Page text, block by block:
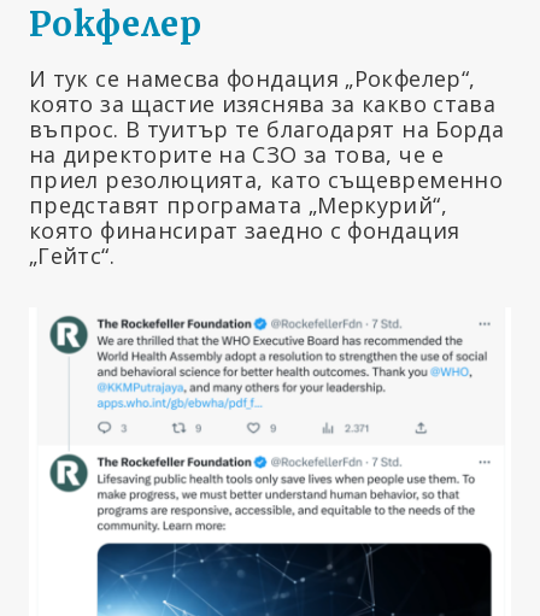
Рокфелер
И тук се намесва фондация „Рокфелер“,
която за щастие изяснява за какво става
въпрос. В туитър те благодарят на Борда
на директорите на СЗО за това, че е
приел резолюцията, като същевременно
представят програмата „Меркурий“,
която финансират заедно с фондация
„Гейтс“.